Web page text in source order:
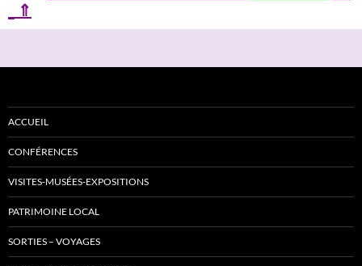
_ ⇑
ACCUEIL
CONFÉRENCES
VISITES-MUSÉES-EXPOSITIONS
PATRIMOINE LOCAL
SORTIES – VOYAGES